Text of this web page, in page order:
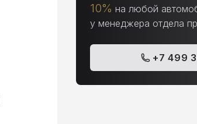
10% на любой
у менеджера отдела
+7 499